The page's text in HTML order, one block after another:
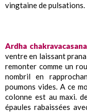
vingtaine de pulsations.
Ardha chakravacasana
ventre en laissant
remonter comme un
nombril en
poumons vides. A ce
colonne est au maxi.
épaules rabaissées